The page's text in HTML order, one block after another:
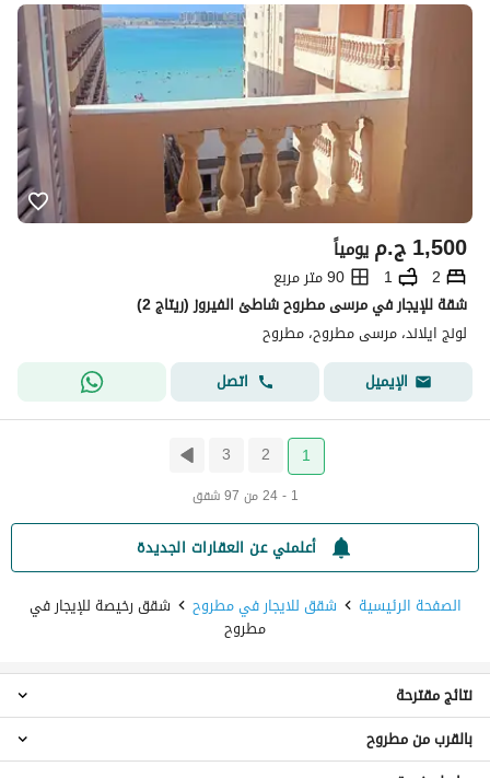
ج.م1,500 يومياً
2
1
90 متر مربع
شقة للإيجار في مرسى مطروح شاطئ الفيروز (ريتاج 2)
لونج ايلاند، مرسى مطروح، مطروح
الإيميل
اتصل
1
2
3
1 - 24 من 97 شقق
أعلمني عن العقارات الجديدة
الصفحة الرئيسية
شقق للايجار في مطروح شقق رخيصة للإيجار في
مطروح
استوديو للايجار في مطروح
شقق 1 غرفة نوم للايجار في مطروح
نتائج مقترحة
بالقرب من مطروح